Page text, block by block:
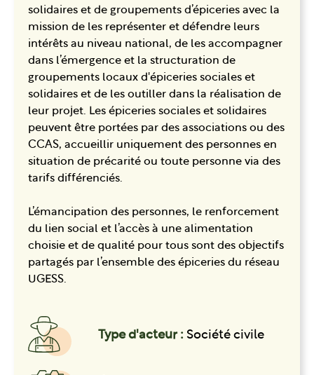
solidaires et de groupements d’épiceries avec la
mission de les représenter et défendre leurs
intérêts au niveau national, de les accompagner
dans l’émergence et la structuration de
groupements locaux d'épiceries sociales et
solidaires et de les outiller dans la réalisation de
leur projet. Les épiceries sociales et solidaires
peuvent être portées par des associations ou des
CCAS, accueillir uniquement des personnes en
situation de précarité ou toute personne via des
tarifs différenciés.
L’émancipation des personnes, le renforcement
du lien social et l’accès à une alimentation
choisie et de qualité pour tous sont des objectifs
partagés par l’ensemble des épiceries du réseau
UGESS.
Type d'acteur : Société civile